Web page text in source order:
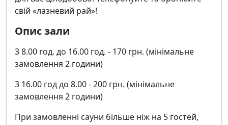
свій «лазневий рай»!
Опис зали
3 8.00 год. до 16.00 год. - 170 грн. (мінімальне
замовлення 2 години)
3 16.00 год до 8.00 - 200 грн. (мінімальне
замовлення 2 години)
При замовленні сауни більше ніж на 5 гостей,